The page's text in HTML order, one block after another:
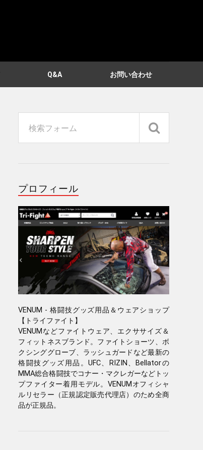
Q&A お問い合わせ
プロフィール
VENUM - 格闘技グッズ用品＆ウェアショップ
【トライファイト】
VENUMなどファイトウェア、エクササイズ＆
フィットネスブランド。ファイトショーツ、ボ
クシンググローブ、ラッシュガードなど最新の
格闘技グッズ用品。UFC、RIZIN、Bellatorの
MMA総合格闘技でコナー・マクレガーなどトッ
プファイター着用モデル。VENUMオフィシャ
ルリセラー（正規認定販売代理店）のため全商
品が正規品。